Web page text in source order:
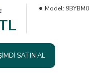
Model:
SATIN AL